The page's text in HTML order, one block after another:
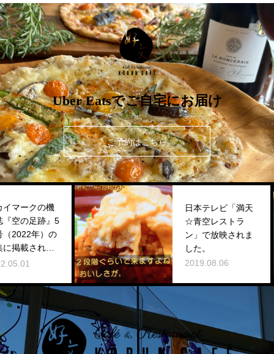
Uber Eatsでご自宅にお届け
ご予約はこちら
2024年4月テレビ
東京ドラマ放送
『季節のない街』
ロケ地になりまし
た。
2024.08.01